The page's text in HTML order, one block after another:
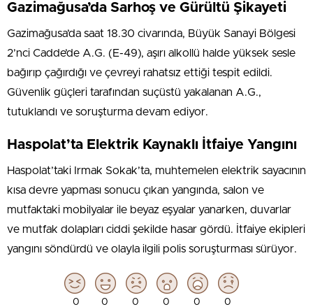
Gazimağusa’da Sarhoş ve Gürültü Şikayeti
Gazimağusa’da saat 18.30 civarında, Büyük Sanayi Bölgesi
2’nci Cadde’de A.G. (E-49), aşırı alkollü halde yüksek sesle
bağırıp çağırdığı ve çevreyi rahatsız ettiği tespit edildi.
Güvenlik güçleri tarafından suçüstü yakalanan A.G.,
tutuklandı ve soruşturma devam ediyor.
Haspolat’ta Elektrik Kaynaklı İtfaiye Yangını
Haspolat’taki Irmak Sokak’ta, muhtemelen elektrik sayacının
kısa devre yapması sonucu çıkan yangında, salon ve
mutfaktaki mobilyalar ile beyaz eşyalar yanarken, duvarlar
ve mutfak dolapları ciddi şekilde hasar gördü. İtfaiye ekipleri
yangını söndürdü ve olayla ilgili polis soruşturması sürüyor.
0 0 0 0 0 0